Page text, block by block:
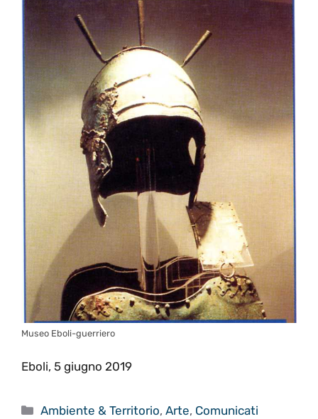
Museo Eboli-guerriero
Eboli, 5 giugno 2019
Categorie
Ambiente & Territorio,Arte, Comunicati